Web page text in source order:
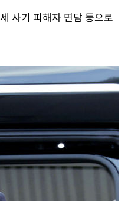
사기 피해자 면담 등으로